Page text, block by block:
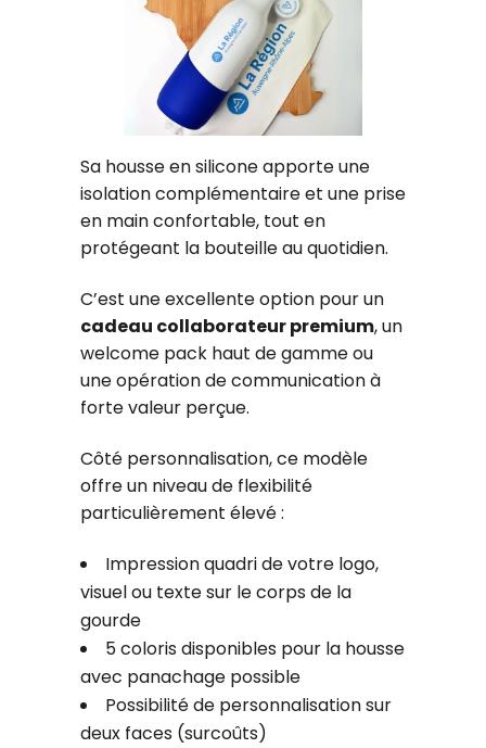
Sa housse en silicone apporte une
isolation complémentaire et une prise
en main confortable, tout en
protégeant la bouteille au quotidien.
C’est une excellente option pour un
cadeau collaborateur premium, un
welcome pack haut de gamme ou
une opération de communication à
forte valeur perçue.
Côté personnalisation, ce modèle
offre un niveau de flexibilité
particulièrement élevé :
Impression quadri de votre logo,
visuel ou texte sur le corps de la
gourde
5 coloris disponibles pour la housse
avec panachage possible
Possibilité de personnalisation sur
deux faces (surcoûts)